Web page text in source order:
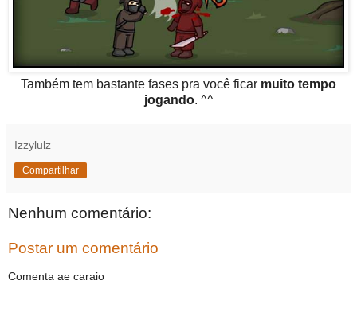
Também tem bastante fases pra você ficar muito tempo
jogando. ^^
Izzylulz
Compartilhar
Nenhum comentário:
Postar um comentário
Comenta ae caraio